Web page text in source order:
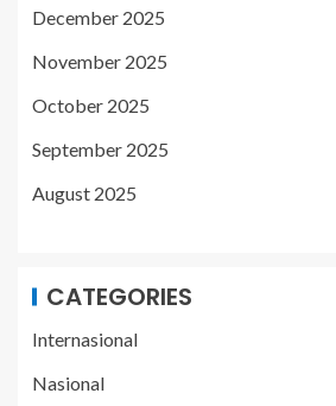
December 2025
November 2025
October 2025
September 2025
August 2025
CATEGORIES
Internasional
Nasional